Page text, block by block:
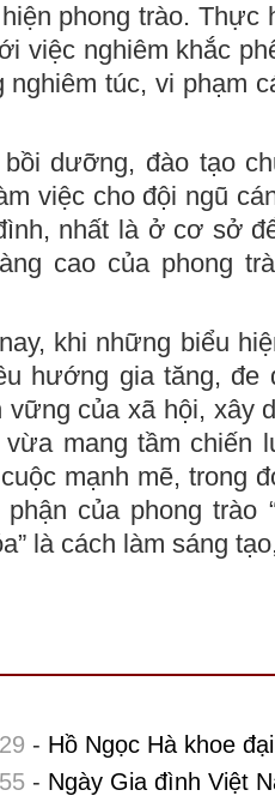
phong trào. Thực
việc nghiêm khắc
nghiêm túc, vi phạm
dưỡng, đào tạo
việc cho đội ngũ
nhất là ở cơ sở
cao của phong
khi những biểu
hướng gia tăng,
vững của xã hội, xây
mang tầm chiến
mạnh mẽ, trong
của phong trào
là cách làm sáng
- Hồ Ngọc Hà khoe
- Ngày Gia đình Việt